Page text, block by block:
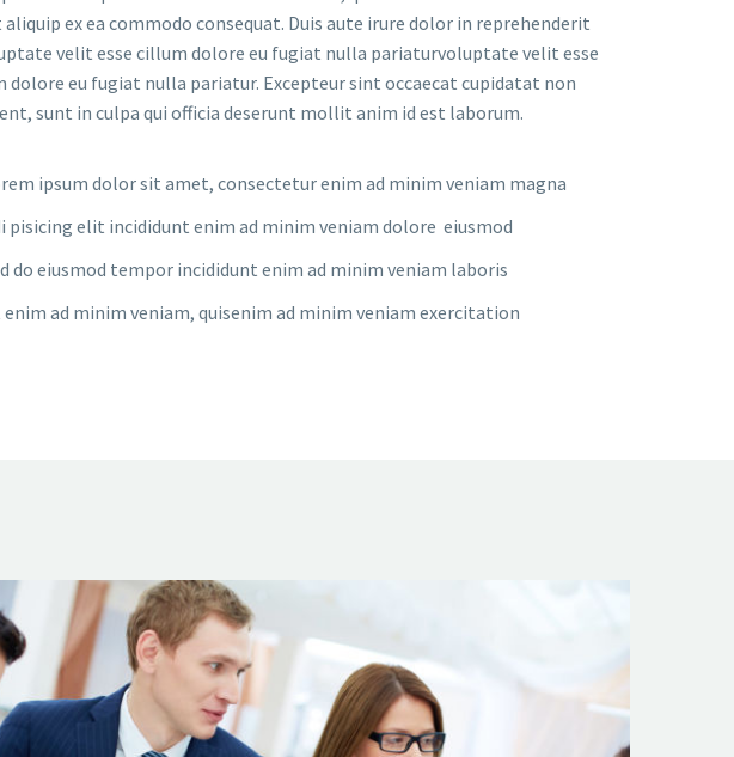
ex ea commodo consequat. Duis aute irure dolor in reprehenderit
velit esse cillum dolore eu fugiat nulla pariaturvoluptate velit esse
dolore eu fugiat nulla pariatur. Excepteur sint occaecat cupidatat non
sunt in culpa qui officia deserunt mollit anim id est laborum.
ipsum dolor sit amet, consectetur enim ad minim veniam magna
pisicing elit incididunt enim ad minim veniam dolore eiusmod
do eiusmod tempor incididunt enim ad minim veniam laboris
enim ad minim veniam, quisenim ad minim veniam exercitation